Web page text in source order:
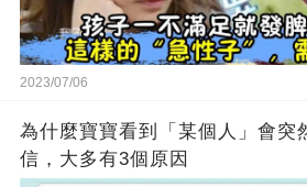
2023/07/06
為什麼寶寶看到「某個人」會突
信，大多有3個原因